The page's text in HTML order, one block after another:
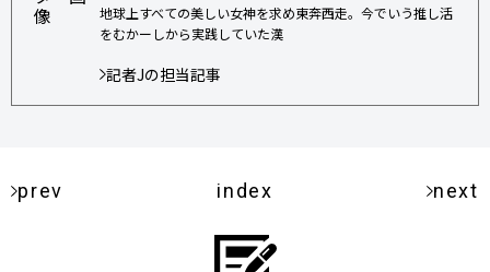
地球上すべての美しい女神を求め東奔西走。今でいう推し活
をむかーしから実践していた漢
記者Jの担当記事
prev index next